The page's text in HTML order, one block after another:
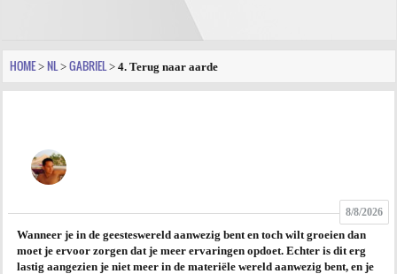
VRAGEN
FOTO
AGENDA
HOME > NL > GABRIEL > 4. Terug naar aarde
8/8/2026
Wanneer je in de geesteswereld aanwezig bent en toch wilt groeien dan
moet je ervoor zorgen dat je meer ervaringen opdoet. Echter is dit erg
lastig aangezien je niet meer in de materiële wereld aanwezig bent, en je